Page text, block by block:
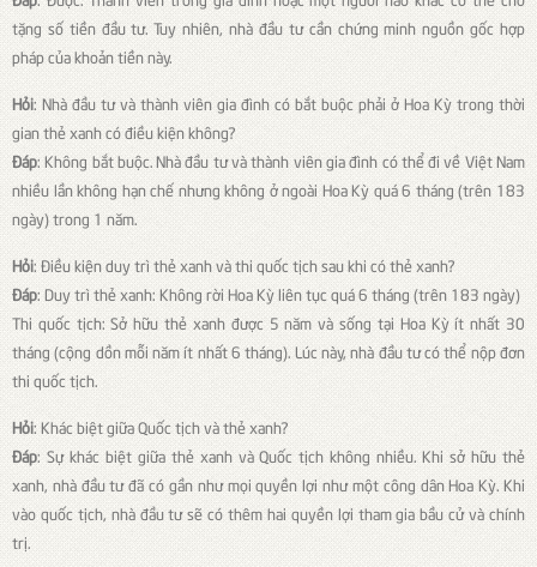
tặng số tiền đầu tư. Tuy nhiên, nhà đầu tư cần chứng minh nguồn gốc hợp
pháp của khoản tiền này.
Hỏi: Nhà đầu tư và thành viên gia đình có bắt buộc phải ở Hoa Kỳ trong thời
gian thẻ xanh có điều kiện không?
Đáp: Không bắt buộc. Nhà đầu tư và thành viên gia đình có thể đi về Việt Nam
nhiều lần không hạn chế nhưng không ở ngoài Hoa Kỳ quá 6 tháng (trên 183
ngày) trong 1 năm.
Hỏi: Điều kiện duy trì thẻ xanh và thi quốc tịch sau khi có thẻ xanh?
Đáp: Duy trì thẻ xanh: Không rời Hoa Kỳ liên tục quá 6 tháng (trên 183 ngày)
Thi quốc tịch: Sở hữu thẻ xanh được 5 năm và sống tại Hoa Kỳ ít nhất 30
tháng (cộng dồn mỗi năm ít nhất 6 tháng). Lúc này, nhà đầu tư có thể nộp đơn
thi quốc tịch.
Hỏi: Khác biệt giữa Quốc tịch và thẻ xanh?
Đáp: Sự khác biệt giữa thẻ xanh và Quốc tịch không nhiều. Khi sở hữu thẻ
xanh, nhà đầu tư đã có gần như mọi quyền lợi như một công dân Hoa Kỳ. Khi
vào quốc tịch, nhà đầu tư sẽ có thêm hai quyền lợi tham gia bầu cử và chính
trị.